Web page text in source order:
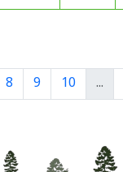
8 9 10 ...